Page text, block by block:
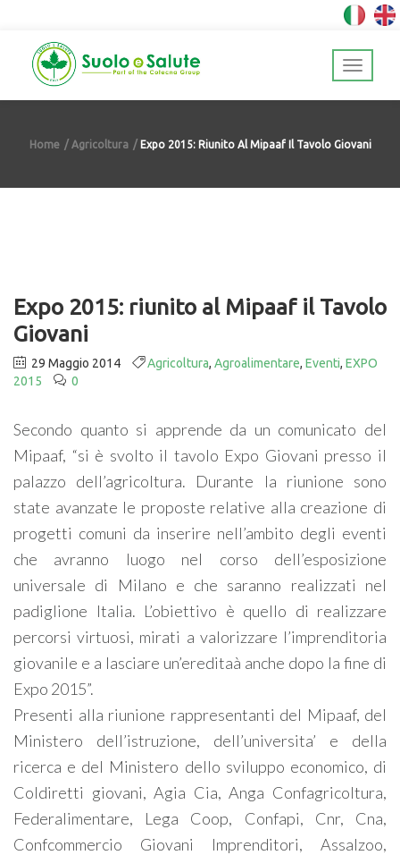
Home Agricoltura Expo 2015: Riunito Al Mipaaf Il Tavolo Giovani
Expo 2015: riunito al Mipaaf il Tavolo
Giovani
29 Maggio 2014 Agricoltura, Agroalimentare, Eventi, EXPO
2015
0
Secondo quanto si apprende da un comunicato del
Mipaaf, “si è svolto il tavolo Expo Giovani presso il
palazzo dell’agricoltura. Durante la riunione sono
state avanzate le proposte relative alla creazione di
progetti comuni da inserire nell’ambito degli eventi
che avranno luogo nel corso dell’esposizione
universale di Milano e che saranno realizzati nel
padiglione Italia. L’obiettivo è quello di realizzare
percorsi virtuosi, mirati a valorizzare l’imprenditoria
giovanile e a lasciare un’ereditaà anche dopo la fine di
Expo 2015”.
Presenti alla riunione rappresentanti del Mipaaf, del
Ministero dell’istruzione, dell’universita’ e della
ricerca e del Ministero dello sviluppo economico, di
Coldiretti giovani, Agia Cia, Anga Confagricoltura,
Federalimentare, Lega Coop, Confapi, Cnr, Cna,
Confcommercio Giovani Imprenditori, Assalzoo,